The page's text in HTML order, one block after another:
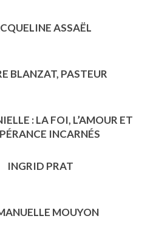
ASSAËL
BLANZAT, PASTEUR
: LA FOI, L’AMOUR ET
INCARNÉS
INGRID PRAT
MOUYON